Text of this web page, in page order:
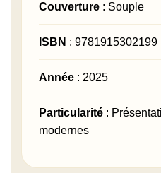
Couverture : Souple
ISBN : 9781915302199
Année : 2025
Particularité :
modernes